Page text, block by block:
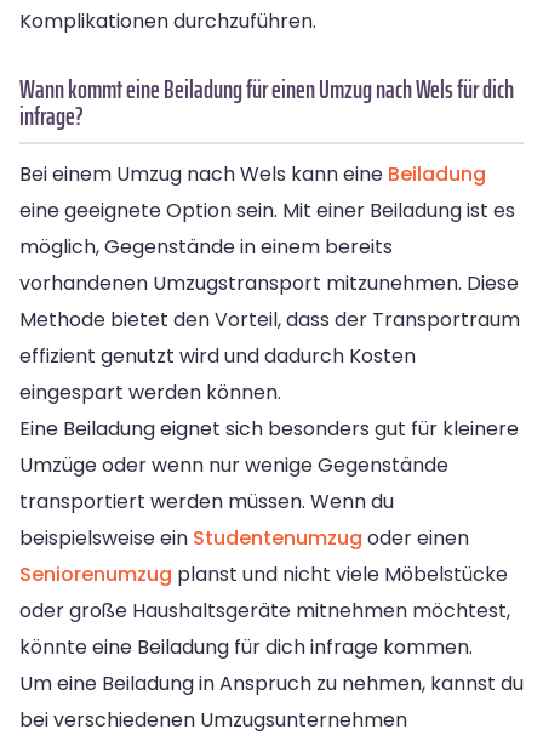
Komplikationen durchzuführen.
Wann kommt eine Beiladung für einen Umzug nach Wels für dich
infrage?
Bei einem Umzug nach Wels kann eine Beiladung
eine geeignete Option sein. Mit einer Beiladung ist es
möglich, Gegenstände in einem bereits
vorhandenen Umzugstransport mitzunehmen. Diese
Methode bietet den Vorteil, dass der Transportraum
effizient genutzt wird und dadurch Kosten
eingespart werden können.
Eine Beiladung eignet sich besonders gut für kleinere
Umzüge oder wenn nur wenige Gegenstände
transportiert werden müssen. Wenn du
beispielsweise ein Studentenumzug oder einen
Seniorenumzug planst und nicht viele Möbelstücke
oder große Haushaltsgeräte mitnehmen möchtest,
könnte eine Beiladung für dich infrage kommen.
Um eine Beiladung in Anspruch zu nehmen, kannst du
bei verschiedenen Umzugsunternehmen